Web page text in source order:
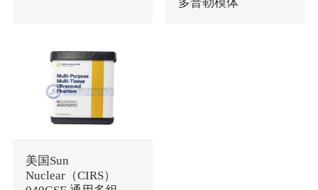
美国Sun
Nuclear（CIRS）